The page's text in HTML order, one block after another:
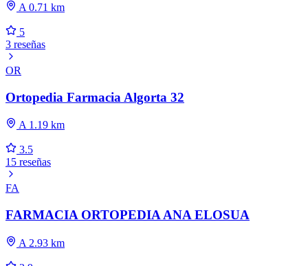
A 0.71 km
5
3 reseñas
OR
Ortopedia Farmacia Algorta 32
A 1.19 km
3.5
15 reseñas
FA
FARMACIA ORTOPEDIA ANA ELOSUA
A 2.93 km